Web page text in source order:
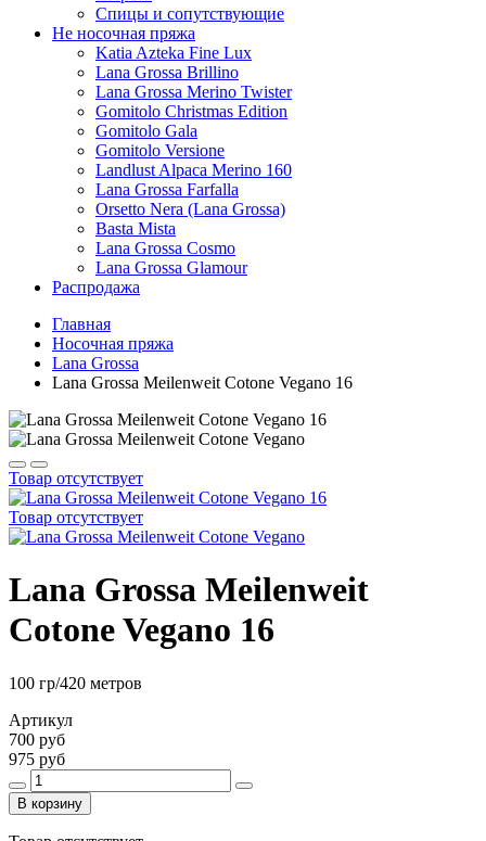
Спицы и сопутствующие
Не носочная пряжа
Katia Azteka Fine Lux
Lana Grossa Brillino
Lana Grossa Merino Twister
Gomitolo Christmas Edition
Gomitolo Gala
Gomitolo Versione
Landlust Alpaca Merino 160
Lana Grossa Farfalla
Orsetto Nera (Lana Grossa)
Basta Mista
Lana Grossa Cosmo
Lana Grossa Glamour
Распродажа
Главная
Носочная пряжа
Lana Grossa
Lana Grossa Meilenweit Cotone Vegano 16
Товар отсутствует
Товар отсутствует
Lana Grossa Meilenweit
Cotone Vegano 16
100 гр/420 метров
Артикул
700 руб
975 руб
В корзину